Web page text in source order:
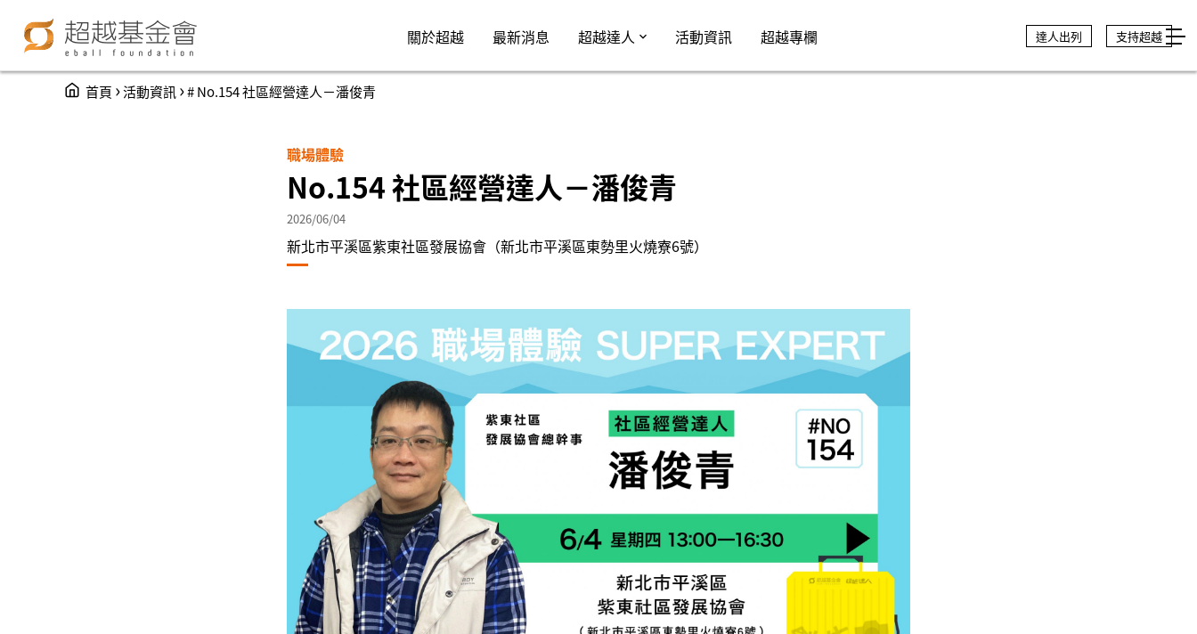
You are here
首頁 ›活動資訊 ›# No.154 社區經營達人－潘俊青
職場體驗
No.154 社區經營達人－潘俊青
2026/06/04
新北市平溪區紫東社區發展協會（新北市平溪區東勢里火燒寮6號）
關於超越 最新消息 超越達人 活動資訊 超越專欄 達人出列 支持超越